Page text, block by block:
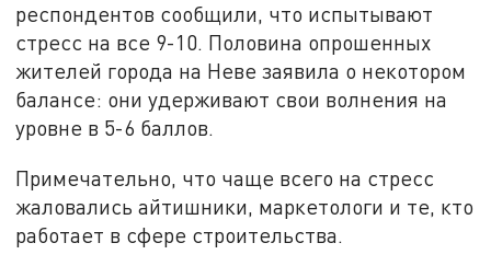
респондентов сообщили, что испытывают
стресс на все 9-10. Половина опрошенных
жителей города на Неве заявила о некотором
балансе: они удерживают свои волнения на
уровне в 5-6 баллов.
Примечательно, что чаще всего на стресс
жаловались айтишники, маркетологи и те, кто
работает в сфере строительства.